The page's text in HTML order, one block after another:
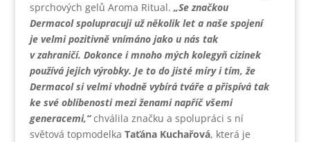
sprchových gelů Aroma Ritual. „Se značkou
Dermacol spolupracuji už několik let a naše spojení
je velmi pozitivně vnímáno jako u nás tak
v zahraničí. Dokonce i mnoho mých kolegyň cizinek
používá jejich výrobky. Je to do jisté míry i tím, že
Dermacol si velmi vhodně vybírá tváře a přispívá tak
ke své oblíbenosti mezi ženami napříč všemi
generacemi,“chválila značku a spolupráci s ní
světová topmodelka Taťána Kuchařová, která je